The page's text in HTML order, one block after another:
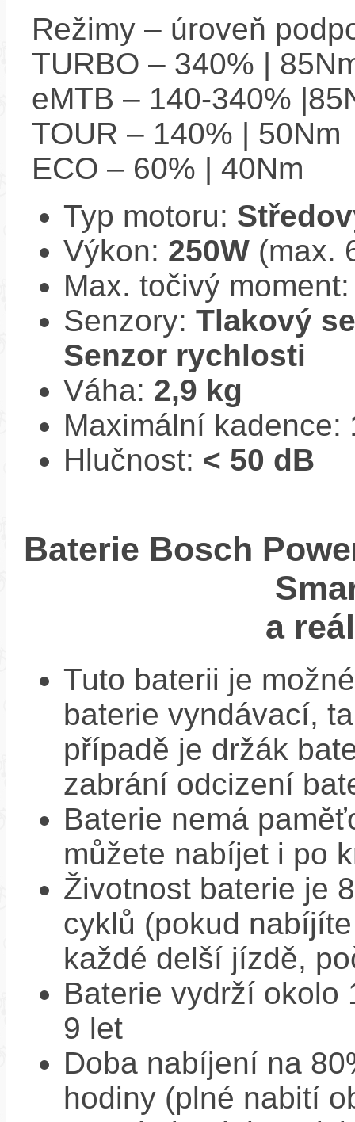
Režimy – úroveň
TURBO – 340% |
eMTB – 140-340%
TOUR – 140% | 50Nm
ECO – 60% | 40Nm
Typ motoru:
Výkon: 250W (max.
Max. točivý
Senzory: Tlakový
Senzor rychlosti
Váha: 2,9 kg
Maximální kadence:
Hlučnost: < 50 dB
Baterie Bosch
a
Tuto baterii je
baterie vyndávací,
případě je držák
zabrání odcizení
Baterie nemá
můžete nabíjet i po
Životnost baterie je
cyklů (pokud
každé delší jízdě,
Baterie vydrží okolo
9 let
Doba nabíjení na
hodiny (plné nabití